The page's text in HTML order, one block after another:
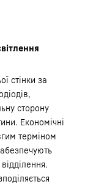
стінки за
сторону
Економічні
терміном